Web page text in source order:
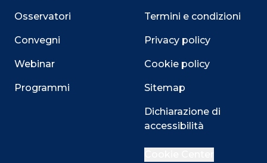
Osservatori
Convegni
Webinar
Programmi
Termini e condizioni
Privacy policy
Cookie policy
Sitemap
Dichiarazione di
accessibilità